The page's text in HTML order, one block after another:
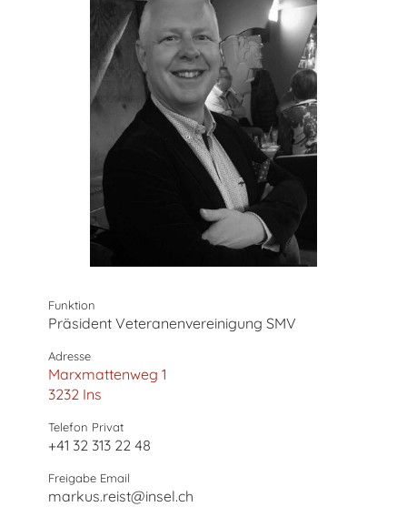
Funktion
Präsident Veteranenvereinigung SMV
Adresse
Marxmattenweg 1
3232 Ins
Telefon Privat
+41 32 313 22 48
Freigabe Email
markus.reist@insel.ch